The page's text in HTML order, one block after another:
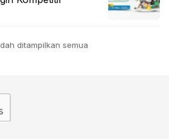
ditampilkan semua